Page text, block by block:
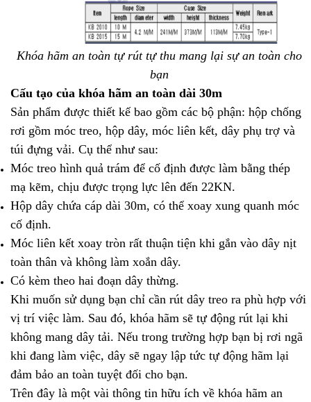
Khóa hãm an toàn tự rút tự thu mang lại sự an toàn cho
bạn
Cấu tạo của khóa hãm an toàn dài 30m
Sản phẩm được thiết kế bao gồm các bộ phận: hộp chống
rơi gồm móc treo, hộp dây, móc liên kết, dây phụ trợ và
túi đựng vải. Cụ thể như sau:
Móc treo hình quả trám để cố định được làm bằng thép
mạ kẽm, chịu được trọng lực lên đến 22KN.
Hộp dây chứa cáp dài 30m, có thể xoay xung quanh móc
cố định.
Móc liên kết xoay tròn rất thuận tiện khi gắn vào dây nịt
toàn thân và không làm xoắn dây.
Có kèm theo hai đoạn dây thừng.
Khi muốn sử dụng bạn chỉ cần rút dây treo ra phù hợp với
vị trí việc làm. Sau đó, khóa hãm sẽ tự động rút lại khi
không mang dây tải. Nếu trong trường hợp bạn bị rơi ngã
khi đang làm việc, dây sẽ ngay lập tức tự động hãm lại
đảm bảo an toàn tuyệt đối cho bạn.
Trên đây là một vài thông tin hữu ích về khóa hãm an